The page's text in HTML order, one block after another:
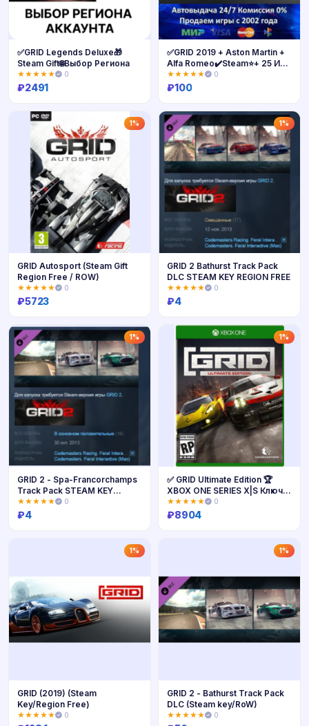
✅GRID Legends Deluxe🎁
Steam Gift🌐Выбор Региона
★★★★★ 0
₽2491
✅GRID 2019 + Aston Martin +
Alfa Romeo✔️Steam⭐+ 25 Игр
🎁АКЦИЯ⭐0% Карты💳
★★★★★ 0
₽100
1%
GRID Autosport (Steam Gift
Region Free / ROW)
★★★★★ 0
₽5723
1%
Купить
GRID 2 Bathurst Track Pack
DLC STEAM KEY REGION FREE
★★★★★ 0
₽4
1%
GRID 2 - Spa-Francorchamps
Track Pack STEAM KEY
GLOBAL
★★★★★ 0
₽4
1%
✅ GRID Ultimate Edition 🏆
XBOX ONE SERIES X|S Ключ
🔑
★★★★★ 0
₽8904
1%
GRID (2019) (Steam
Key/Region Free)
★★★★★ 0
1%
GRID 2 - Bathurst Track Pack
DLC (Steam key/RoW)
★★★★★ 0